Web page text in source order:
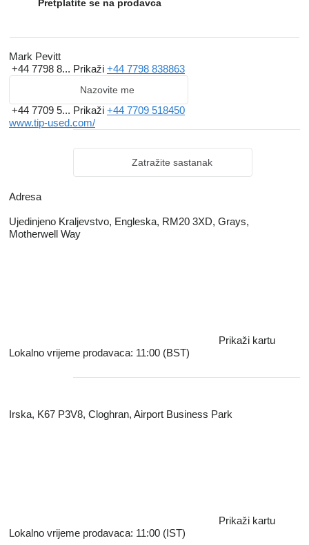
Pretplatite se na prodavca
Mark Pevitt
+44 7798 8... Prikaži +44 7798 838863
Nazovite me
+44 7709 5... Prikaži +44 7709 518450
www.tip-used.com/
Zatražite sastanak
Adresa
Ujedinjeno Kraljevstvo, Engleska, RM20 3XD, Grays,
Motherwell Way
Prikaži kartu
Lokalno vrijeme prodavaca: 11:00 (BST)
Irska, K67 P3V8, Cloghran, Airport Business Park
Prikaži kartu
Lokalno vrijeme prodavaca: 11:00 (IST)